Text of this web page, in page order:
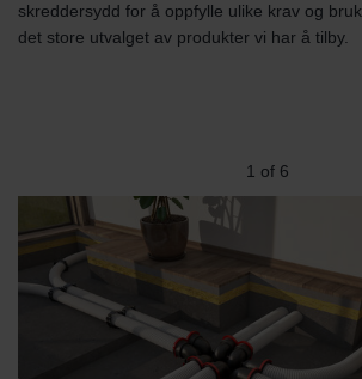
skreddersydd for å oppfylle ulike krav og
det store utvalget av produkter vi har å tilby.
2 of 6